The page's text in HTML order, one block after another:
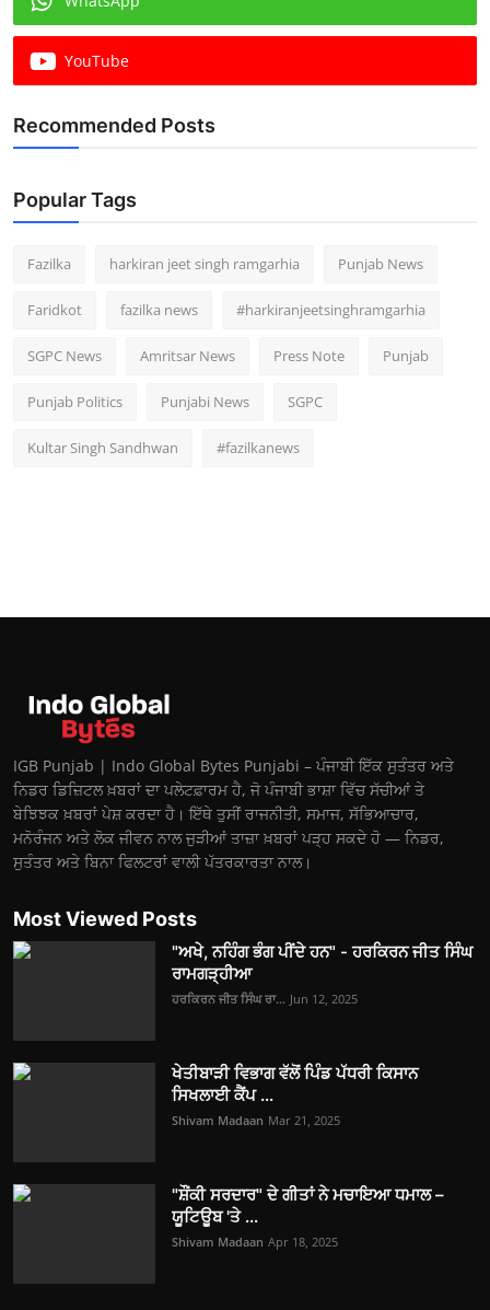
YouTube
Recommended Posts
Popular Tags
Fazilka harkiran jeet singh ramgarhia Punjab News
Faridkot fazilka news #harkiranjeetsinghramgarhia
SGPC News Amritsar News Press Note Punjab
Punjab Politics Punjabi News SGPC
Kultar Singh Sandhwan #fazilkanews
IGB Punjab | Indo Global Bytes Punjabi – ਪੰਜਾਬੀ ਇੱਕ ਸੁਤੰਤਰ ਅਤੇ
ਨਿਡਰ ਡਿਜ਼ਿਟਲ ਖ਼ਬਰਾਂ ਦਾ ਪਲੇਟਫ਼ਾਰਮ ਹੈ, ਜੋ ਪੰਜਾਬੀ ਭਾਸ਼ਾ ਵਿੱਚ ਸੱਚੀਆਂ ਤੇ
ਬੇਝਿਝਕ ਖ਼ਬਰਾਂ ਪੇਸ਼ ਕਰਦਾ ਹੈ। ਇੱਥੇ ਤੁਸੀਂ ਰਾਜਨੀਤੀ, ਸਮਾਜ, ਸੱਭਿਆਚਾਰ,
ਮਨੋਰੰਜਨ ਅਤੇ ਲੋਕ ਜੀਵਨ ਨਾਲ ਜੁੜੀਆਂ ਤਾਜ਼ਾ ਖ਼ਬਰਾਂ ਪੜ੍ਹ ਸਕਦੇ ਹੋ — ਨਿਡਰ,
ਸੁਤੰਤਰ ਅਤੇ ਬਿਨਾ ਫਿਲਟਰਾਂ ਵਾਲੀ ਪੱਤਰਕਾਰਤਾ ਨਾਲ।
Most Viewed Posts
"ਅਖੇ, ਨਹਿੰਗ ਭੰਗ ਪੀਂਦੇ ਹਨ" - ਹਰਕਿਰਨ ਜੀਤ ਸਿੰਘ
ਰਾਮਗੜ੍ਹੀਆ
ਹਰਕਿਰਨ ਜੀਤ ਸਿੰਘ ਰਾ... Jun 12, 2025
ਖੇਤੀਬਾੜੀ ਵਿਭਾਗ ਵੱਲੋਂ ਪਿੰਡ ਪੱਧਰੀ ਕਿਸਾਨ
ਸਿਖਲਾਈ ਕੈਂਪ ...
Shivam Madaan Mar 21, 2025
"ਸ਼ੌਂਕੀ ਸਰਦਾਰ" ਦੇ ਗੀਤਾਂ ਨੇ ਮਚਾਇਆ ਧਮਾਲ –
ਯੂਟਿਊਬ 'ਤੇ ...
Shivam Madaan Apr 18, 2025